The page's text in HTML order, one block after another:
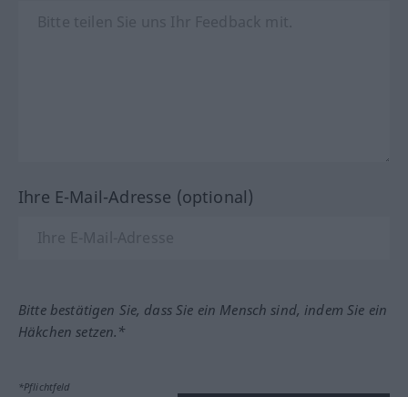
Ihre E-Mail-Adresse (optional)
Bitte bestätigen Sie, dass Sie ein Mensch sind, indem Sie ein
Häkchen setzen.*
*Pflichtfeld